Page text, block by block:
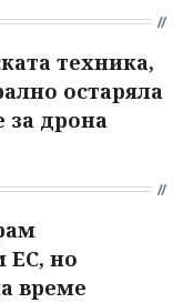
техника,
остаряла
за дрона
ЕС, но
време